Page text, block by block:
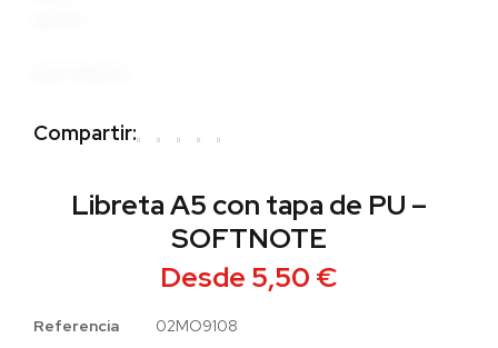
Libreta A5 con tapa de PU –
SOFTNOTE
Desde 5,50 €
Referencia
02MO9108
Compartir: